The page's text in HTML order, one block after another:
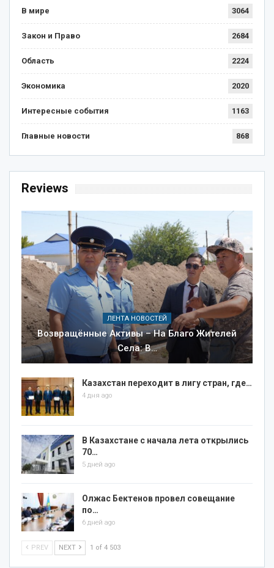
В мире 3064
Закон и Право 2684
Область 2224
Экономика 2020
Интересные события 1163
Главные новости 868
Reviews
ЛЕНТА НОВОСТЕЙ
Возвращённые Активы – На Благо Жителей
Села: В…
Казахстан переходит в лигу стран, где…
4 дня ago
В Казахстане с начала лета открылись
70…
5 дней ago
Олжас Бектенов провел совещание
по…
6 дней ago
PREV NEXT 1 of 4 503